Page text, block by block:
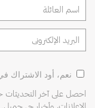
نعم، أود الاشتراك
احصل على آخر التحديثات
الإعلانات، وأخبار حي